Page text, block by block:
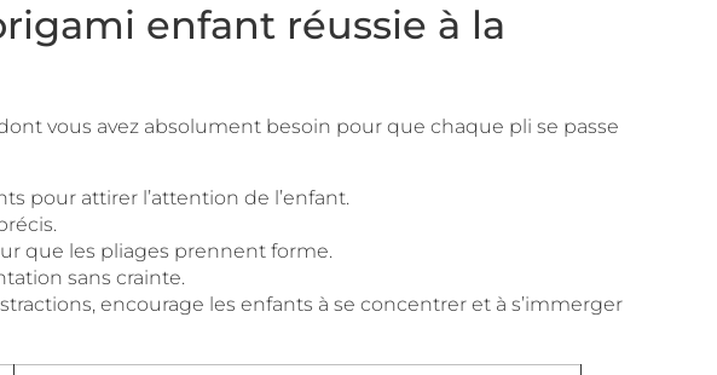
enfant réussie à la
vous avez absolument besoin pour que chaque pli se passe
pour attirer l’attention de l’enfant.
que les pliages prennent forme.
sans crainte.
encourage les enfants à se concentrer et à s’immerger